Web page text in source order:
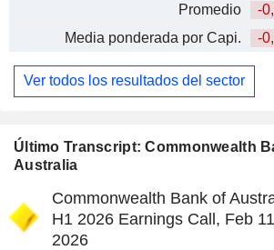
Último Transcript: Commonwealth
Australia
Commonwealth Bank of
H1 2026 Earnings Call, Feb
2026
Promedio
-
Media ponderada por Capi.
-
Ver todos los resultados del sector